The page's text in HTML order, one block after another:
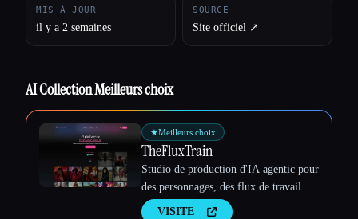
Esc
MIS À JOUR
il y a 2 semaines
SOURCE
Site officiel ↗︎
AI Collection Meilleurs choix
★Meilleurs choix
TheFluxTrain
Studio de production d'IA agentic pour
des personnages, des flux de travail et
des vidéos cohérents
VISITE